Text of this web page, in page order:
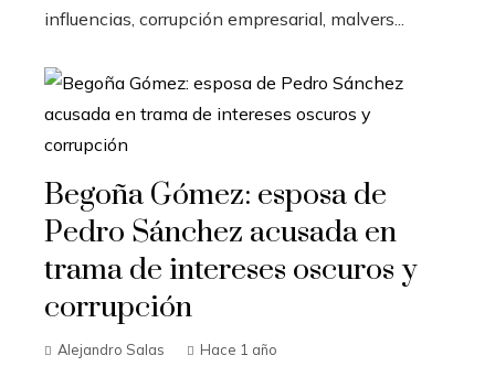
influencias, corrupción empresarial, malvers...
Begoña Gómez: esposa de
Pedro Sánchez acusada en
trama de intereses oscuros y
corrupción
Alejandro Salas Hace 1 año